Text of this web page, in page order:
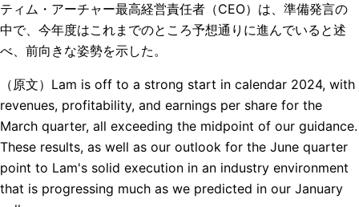
ティム・アーチャー最高経営責任者（CEO）は、準備発言の
中で、今年度はこれまでのところ予想通りに進んでいると述
べ、前向きな姿勢を示した。
（原文）Lam is off to a strong start in calendar 2024, with
revenues, profitability, and earnings per share for the
March quarter, all exceeding the midpoint of our guidance.
These results, as well as our outlook for the June quarter
point to Lam's solid execution in an industry environment
that is progressing much as we predicted in our January